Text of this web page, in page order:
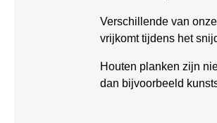
Verschillende van
vrijkomt tijdens het
Houten planken zijn
dan bijvoorbeeld